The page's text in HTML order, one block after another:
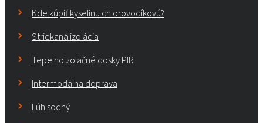
Kde kúpiť kyselinu chlorovodíkovú?
Striekaná izolácia
Tepelnoizolačné dosky PIR
Intermodálna doprava
Lúh sodný